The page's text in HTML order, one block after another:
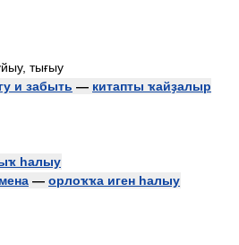
тығыу
и забыть — китапты ҡайҙалыр
һалыу
— орлоҡҡа иген һалыу